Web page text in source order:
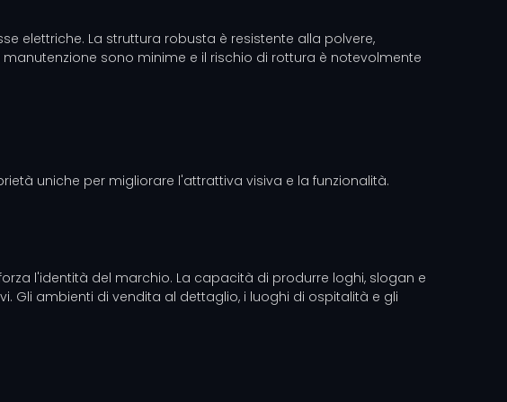
elettriche. La struttura robusta è resistente alla polvere,
sono minime e il rischio di rottura è notevolmente
uniche per migliorare l'attrattiva visiva e la funzionalità.
l'identità del marchio. La capacità di produrre loghi, slogan e
Gli ambienti di vendita al dettaglio, i luoghi di ospitalità e gli